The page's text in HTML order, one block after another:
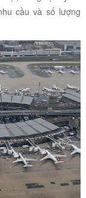
cầu và số lượng